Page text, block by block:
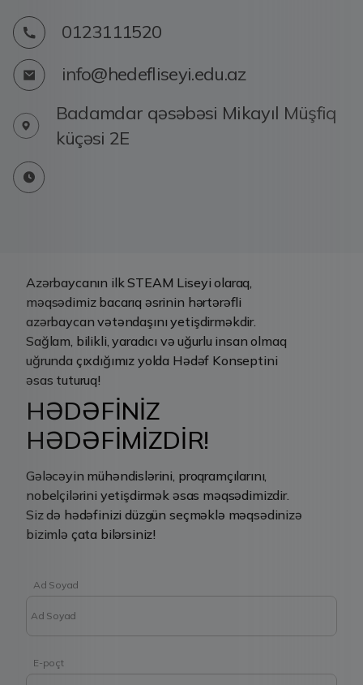
0123111520
info@hedefliseyi.edu.az
Badamdar qəsəbəsi Mikayıl Müşfiq
küçəsi 2E
Azərbaycanın ilk STEAM Liseyi olaraq,
məqsədimiz bacarıq əsrinin hərtərəfli
azərbaycan vətəndaşını yetişdirməkdir.
Sağlam, bilikli, yaradıcı və uğurlu insan olmaq
uğrunda çıxdığımız yolda Hədəf Konseptini
əsas tuturuq!
HƏDƏFİNİZ
HƏDƏFİMİZDİR!
Gələcəyin mühəndislərini, proqramçılarını,
nobelçilərini yetişdirmək əsas məqsədimizdir.
Siz də hədəfinizi düzgün seçməklə məqsədinizə
bizimlə çata bilərsiniz!
Ad Soyad
E-poçt